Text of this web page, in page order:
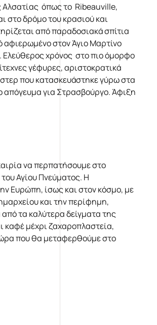
Αλσατίας όπως το Ribeauville,
στο δρόμο του κρασιού και
από παραδοσιακά σπίτια
στον Άγιο Μαρτίνο
Ελεύθερος χρόνος στο πιο όμορφο
γέφυρες, αριστοκρατικά
που κατασκευάστηκε γύρω στα
απόγευμα για Στρασβούργο. Άφιξη
να περπατήσουμε στο
Αγίου Πνεύματος. Η
Ευρώπη, ίσως και στον κόσμο, με
και την περίφημη,
τα καλύτερα δείγματα της
καφέ μέχρι ζαχαροπλαστεία,
που θα μεταφερθούμε στο